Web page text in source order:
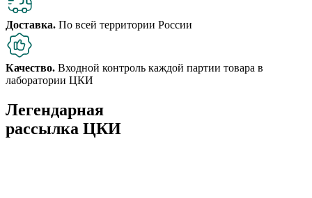
Доставка. По всей территории России
Качество. Входной контроль каждой партии товара в
лаборатории ЦКИ
Легендарная
рассылка ЦКИ